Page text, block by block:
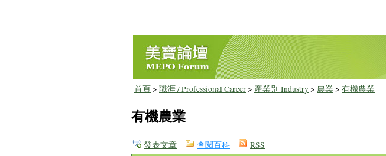
首頁> 職涯 / Professional Career> 產業別 Industry> 農業> 有機農業
有機農業
發表文章 查閱百科 RSS